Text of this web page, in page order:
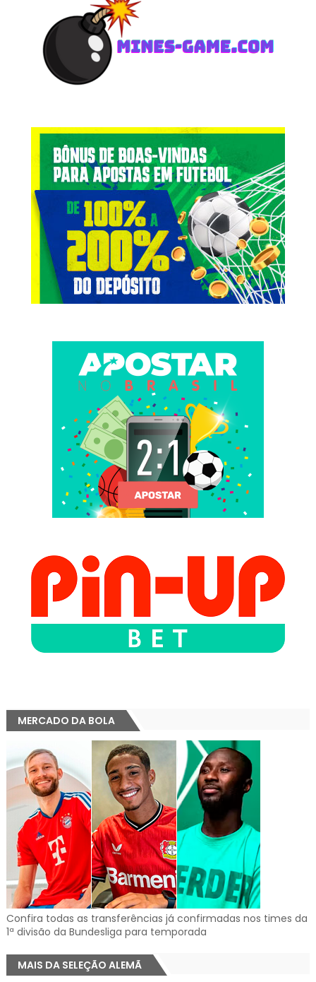
MERCADO DA BOLA
Confira todas as transferências já confirmadas nos times da
1ª divisão da Bundesliga para temporada
MAIS DA SELEÇÃO ALEMÃ